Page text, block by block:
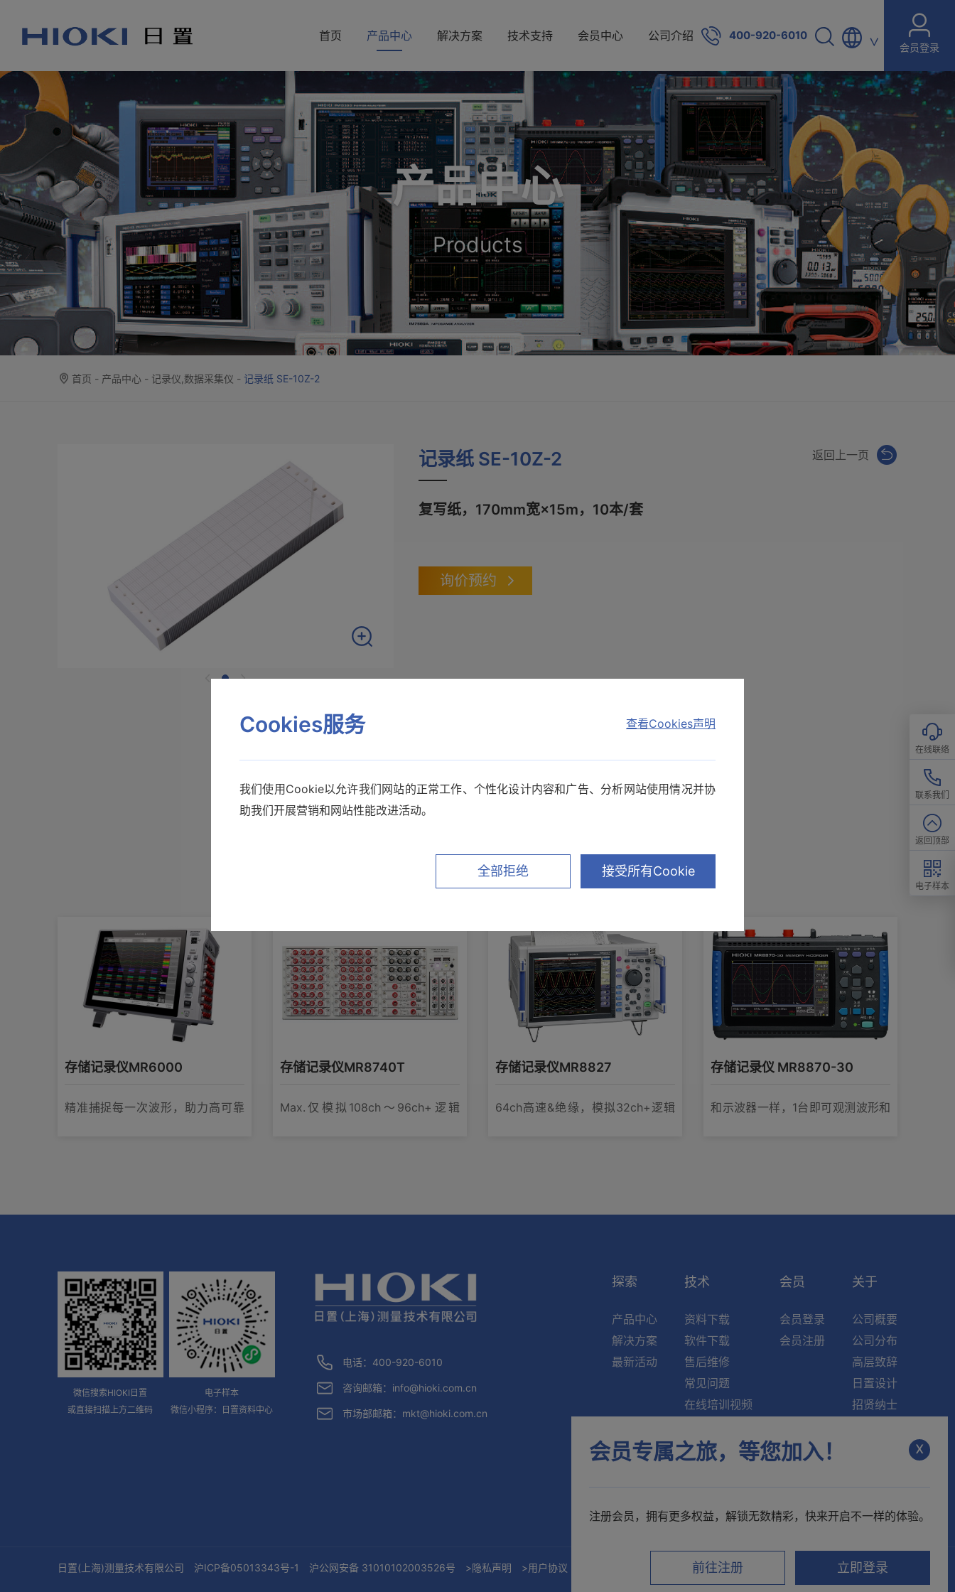
首页 产品中心 解决方案 技术支持 会员中心 公司介绍 400-920-6010 ∨ 会员登录
会员专属之旅，等您加入！ x
注册会员，拥有更多权益，解锁无数精彩，快来开启不一样的体验。
前往注册 立即登录
产品中心
Products
首页 - 产品中心- 记录仪,数据采集仪 - 记录纸 SE-10Z-2
记录纸 SE-10Z-2 返回上一页
复写纸，170mm宽×15m，10本/套
询价预约
选件 相关下载
通讯指令
产品外观图
在线培训视频
软件下载
其他推荐产品
存储记录仪MR6000
精准捕捉每一次波形，助力高可靠
存储记录仪MR8740T
Max.仅模拟108ch〜96ch+逻辑
存储记录仪MR8827
64ch高速&绝缘，模拟32ch+逻辑
存储记录仪 MR8870-30
和示波器一样，1台即可观测波形和
微信搜索HIOKI日置
或直接扫描上方二维码
电子样本
微信小程序：日置资料中心
电话：400-920-6010
咨询邮箱： info@hioki.com.cn
市场部邮箱： mkt@hioki.com.cn
探索
产品中心
解决方案
最新活动
技术
资料下载
软件下载
售后维修
常见问题
在线培训视频
维修中心
会员
会员登录
会员注册
关于
公司概要
公司分布
高层致辞
日置设计
招贤纳士
日置(上海)测量技术有限公司 沪ICP备05013343号-1 沪公网安备 31010102003526号 >隐私声明 >用户协议
在线联络
联系我们
返回顶部
电子样本
Cookies服务 查看Cookies声明
我们使用Cookie以允许我们网站的正常工作、个性化设计内容和广告、分析网站使用情况并协
助我们开展营销和网站性能改进活动。
全部拒绝 接受所有Cookie